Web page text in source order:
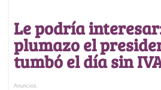
Le podría
plumazo el
tumbó el día sin
Anuncios.